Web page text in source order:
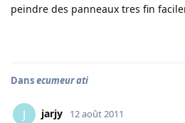
peindre des panneaux tres fin
Dansecumeur ati
J jarjy 12 août 2011